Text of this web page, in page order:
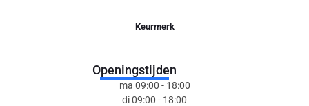
Keurmerk
Openingstijden
ma 09:00 - 18:00
di 09:00 - 18:00